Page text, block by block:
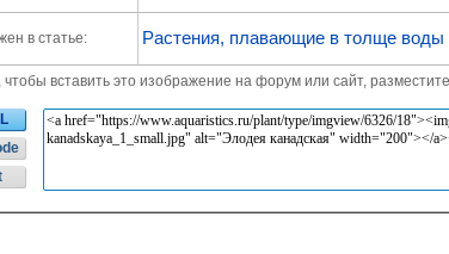
в статье: Растения, плавающие в толще воды
чтобы вставить это изображение на форум или сайт,